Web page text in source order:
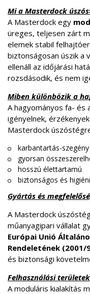
Mi a Masterdock
A Masterdock egy
üreges, teljesen zárt
elemek stabil
biztonságosan úszik a
ellenáll az időjárási
rozsdásodik, és nem
Miben különbözik a
A hagyományos fa-
igényelnek,
Masterdock
karbantartás-
gyorsan
hosszú élettartamú
biztonságos és
Gyártás és
A Masterdock
műanyagipari vállalat
Európai Unió
Rendeletének (2001/
és biztonsági
Felhasználási területek
A moduláris kialakítás